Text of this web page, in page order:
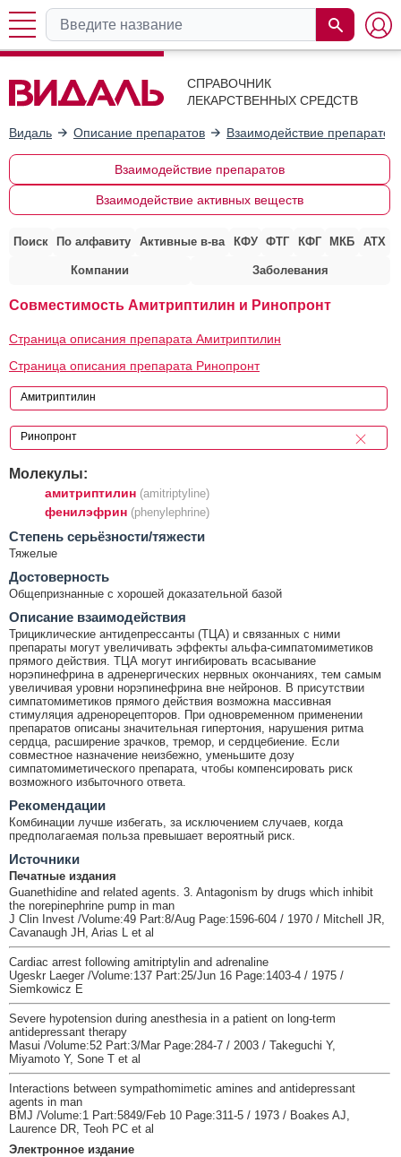
СПРАВОЧНИК
ЛЕКАРСТВЕННЫХ СРЕДСТВ
Видаль Описание препаратов Взаимодействие препаратов
Взаимодействие препаратов
Взаимодействие активных веществ
Поиск По алфавиту Активные в-ва КФУ ФТГ КФГ МКБ АТХ
Компании Заболевания
Совместимость Амитриптилин и Ринопронт
Страница описания препарата Амитриптилин
Страница описания препарата Ринопронт
Молекулы:
амитриптилин (amitriptyline)
фенилэфрин (phenylephrine)
Cтепень серьёзности/тяжести
Тяжелые
Достоверность
Общепризнанные с хорошей доказательной базой
Описание взаимодействия
Трициклические антидепрессанты (ТЦА) и связанных с ними
препараты могут увеличивать эффекты альфа-симпатомиметиков
прямого действия. ТЦА могут ингибировать всасывание
норэпинефрина в адренергических нервных окончаниях, тем самым
увеличивая уровни норэпинефрина вне нейронов. В присутствии
симпатомиметиков прямого действия возможна массивная
стимуляция адренорецепторов. При одновременном применении
препаратов описаны значительная гипертония, нарушения ритма
сердца, расширение зрачков, тремор, и сердцебиение. Если
совместное назначение неизбежно, уменьшите дозу
симпатомиметического препарата, чтобы компенсировать риск
возможного избыточного ответа.
Рекомендации
Комбинации лучше избегать, за исключением случаев, когда
предполагаемая польза превышает вероятный риск.
Источники
Печатные издания
Guanethidine and related agents. 3. Antagonism by drugs which inhibit
the norepinephrine pump in man
J Clin Invest /Volume:49 Part:8/Aug Page:1596-604 / 1970 / Mitchell JR,
Cavanaugh JH, Arias L et al
Cardiac arrest following amitriptylin and adrenaline
Ugeskr Laeger /Volume:137 Part:25/Jun 16 Page:1403-4 / 1975 /
Siemkowicz E
Severe hypotension during anesthesia in a patient on long-term
antidepressant therapy
Masui /Volume:52 Part:3/Mar Page:284-7 / 2003 / Takeguchi Y,
Miyamoto Y, Sone T et al
Interactions between sympathomimetic amines and antidepressant
agents in man
BMJ /Volume:1 Part:5849/Feb 10 Page:311-5 / 1973 / Boakes AJ,
Laurence DR, Teoh PC et al
Электронное издание